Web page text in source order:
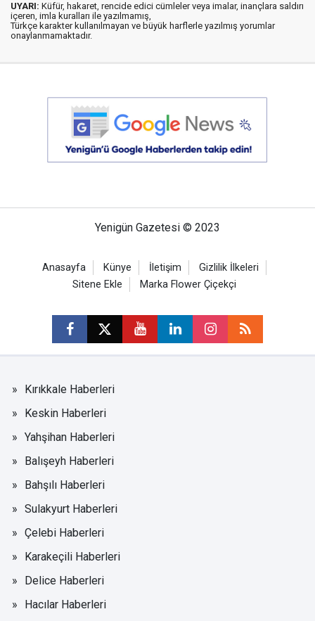
UYARI: Küfür, hakaret, rencide edici cümleler veya imalar, inançlara saldırı
içeren, imla kuralları ile yazılmamış,
Türkçe karakter kullanılmayan ve büyük harflerle yazılmış yorumlar
onaylanmamaktadır.
Yenigün Gazetesi © 2023
Anasayfa Künye İletişim
Gizlilik İlkeleri
Sitene Ekle
Marka Flower Çiçekçi
Kırıkkale Haberleri
Keskin Haberleri
Yahşihan Haberleri
Balışeyh Haberleri
Bahşılı Haberleri
Sulakyurt Haberleri
Çelebi Haberleri
Karakeçili Haberleri
Delice Haberleri
Hacılar Haberleri